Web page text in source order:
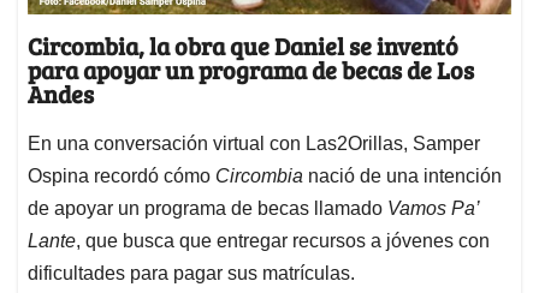
Circombia, la obra que Daniel se inventó
para apoyar un programa de becas de Los
Andes
En una conversación virtual con Las2Orillas, Samper
Ospina recordó cómo Circombia nació de una intención
de apoyar un programa de becas llamado Vamos Pa’
Lante, que busca que entregar recursos a jóvenes con
dificultades para pagar sus matrículas.